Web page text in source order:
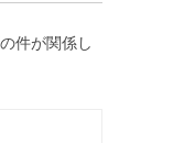
件が関係し